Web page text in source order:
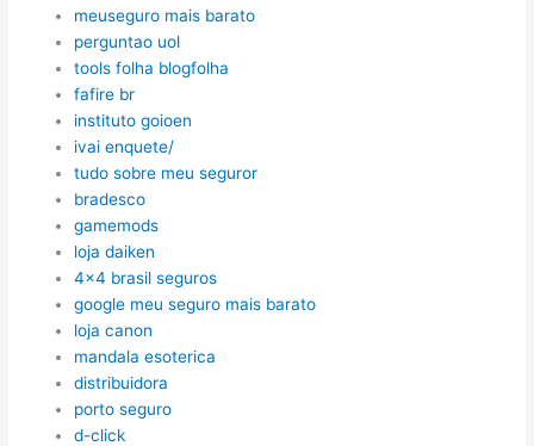
meuseguro mais barato
perguntao uol
tools folha blogfolha
fafire br
instituto goioen
ivai enquete/
tudo sobre meu seguror
bradesco
gamemods
loja daiken
4×4 brasil seguros
google meu seguro mais barato
loja canon
mandala esoterica
distribuidora
porto seguro
d-click